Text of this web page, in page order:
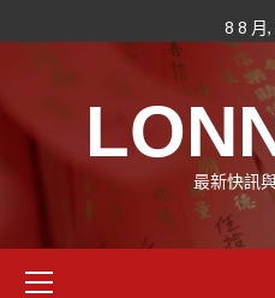
to
8 8 月
最新快訊
Menu